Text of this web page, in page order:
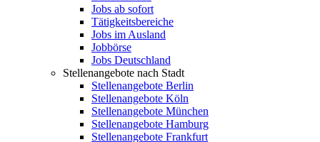
Jobs ab sofort
Tätigkeitsbereiche
Jobs im Ausland
Jobbörse
Jobs Deutschland
Stellenangebote nach Stadt
Stellenangebote Berlin
Stellenangebote Köln
Stellenangebote München
Stellenangebote Hamburg
Stellenangebote Frankfurt